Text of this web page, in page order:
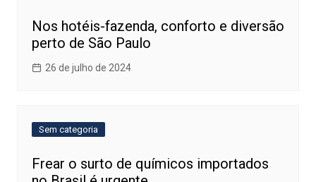
Nos hotéis-fazenda, conforto e diversão
perto de São Paulo
26 de julho de 2024
Sem categoria
Frear o surto de químicos importados